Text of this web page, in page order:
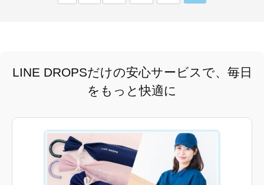
LINE DROPSだけの安心サービスで、毎日
をもっと快適に